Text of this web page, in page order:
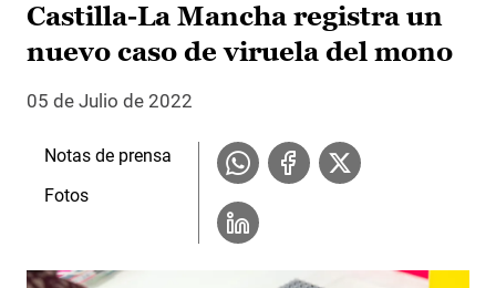
Castilla-La Mancha registra un
nuevo caso de viruela del mono
05 de Julio de 2022
Notas de prensa
Fotos